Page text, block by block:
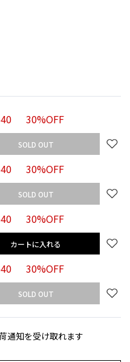
30%OFF
SOLD OUT
30%OFF
SOLD OUT
30%OFF
カートに入れる
30%OFF
SOLD OUT
通知を受け取れます